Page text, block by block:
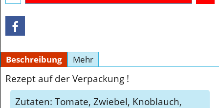
In den Korb
Beschreibung Mehr
Rezept auf der Verpackung !